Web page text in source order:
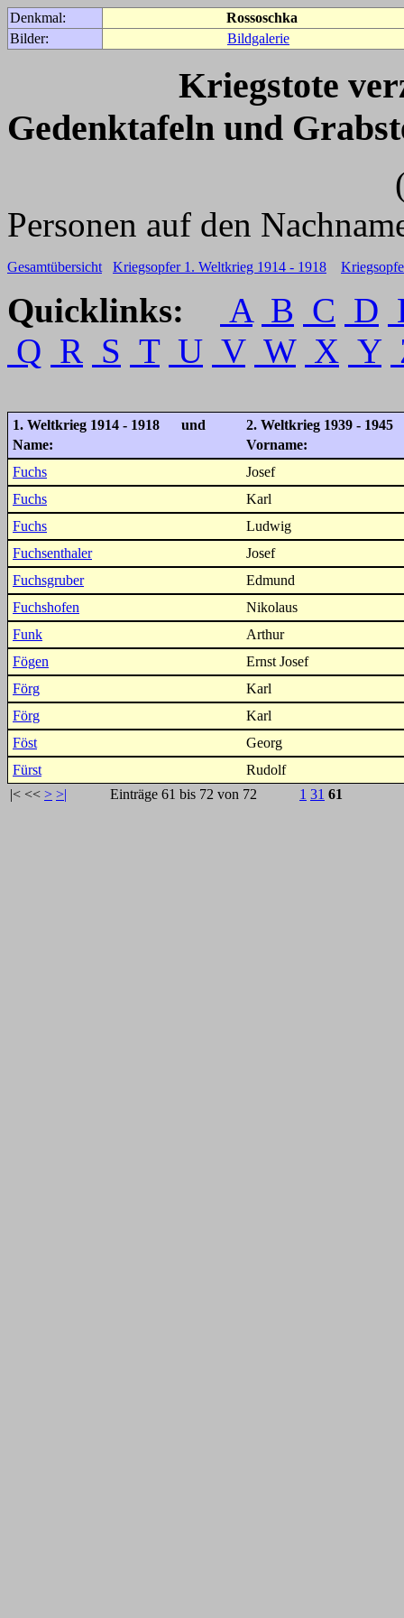
Denkmal:
Rossoschka
Bilder:
Bildgalerie
Kriegstote
Gedenktafeln und
(Für weitere
Personen auf den
Gesamtübersicht Kriegsopfer 1. Weltkrieg 1914 - 1918
Quicklinks: A B C D
Q R S T U V W X Y
1. Weltkrieg 1914 - 1918 und
2. Weltkrieg 1939 - 1945
Name:
Vorname:
Fuchs
Josef
Fuchs
Karl
Fuchs
Ludwig
Fuchsenthaler
Josef
Fuchsgruber
Edmund
Fuchshofen
Nikolaus
Funk
Arthur
Fögen
Ernst Josef
Förg
Karl
Förg
Karl
Föst
Georg
Fürst
Rudolf
|< << > >| Einträge 61 bis 72 von 72 1 31 61